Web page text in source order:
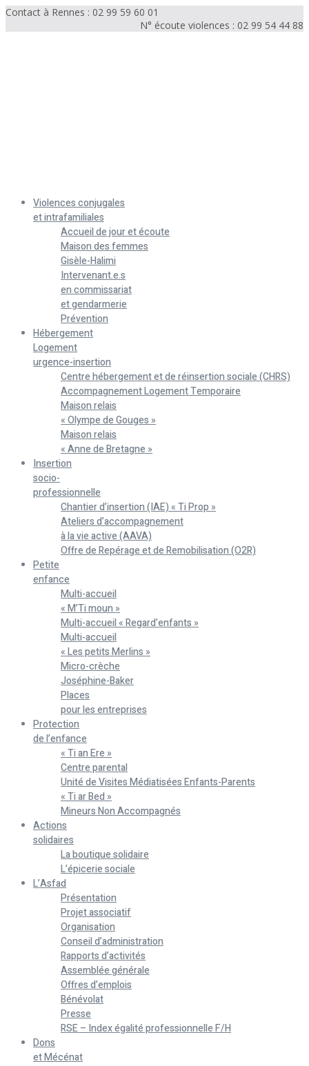
Contact à Rennes : 02 99 59 60 01
N° écoute violences : 02 99 54 44 88
Violences conjugales
et intrafamiliales
Accueil de jour et écoute
Maison des femmes
Gisèle-Halimi
Intervenant.e.s
en commissariat
et gendarmerie
Prévention
Hébergement
Logement
urgence-insertion
Centre hébergement et de réinsertion sociale (CHRS)
Accompagnement Logement Temporaire
Maison relais
« Olympe de Gouges »
Maison relais
« Anne de Bretagne »
Insertion
socio-
professionnelle
Chantier d’insertion (IAE) « Ti Prop »
Ateliers d’accompagnement
à la vie active (AAVA)
Offre de Repérage et de Remobilisation (O2R)
Petite
enfance
Multi-accueil
« M’Ti moun »
Multi-accueil « Regard’enfants »
Multi-accueil
« Les petits Merlins »
Micro-crèche
Joséphine-Baker
Places
pour les entreprises
Protection
de l’enfance
« Ti an Ere »
Centre parental
Unité de Visites Médiatisées Enfants-Parents
« Ti ar Bed »
Mineurs Non Accompagnés
Actions
solidaires
La boutique solidaire
L’épicerie sociale
L’Asfad
Présentation
Projet associatif
Organisation
Conseil d’administration
Rapports d’activités
Assemblée générale
Offres d’emplois
Bénévolat
Presse
RSE – Index égalité professionnelle F/H
Dons
et Mécénat